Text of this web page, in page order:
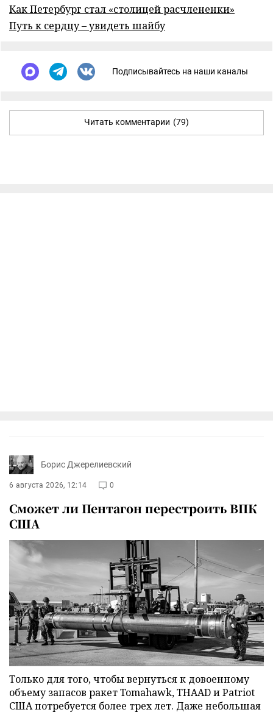
Как Петербург стал «столицей расчлененки»
Путь к сердцу – увидеть шайбу
Подписывайтесь на наши каналы
Читать комментарии (79)
Борис Джерелиевский
6 августа 2026, 12:14 0
Сможет ли Пентагон перестроить ВПК
США
Только для того, чтобы вернуться к довоенному
объему запасов ракет Tomahawk, THAAD и Patriot
США потребуется более трех лет. Даже небольшая